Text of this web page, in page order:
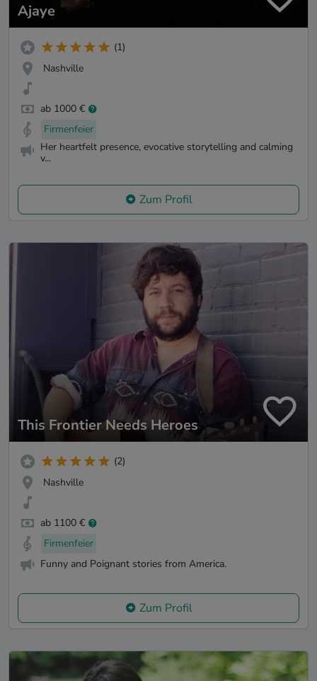
Ajaye
(1)
Nashville
ab 1000 €
Firmenfeier
Her heartfelt presence, evocative storytelling and calming
v...
Zum Profil
This Frontier Needs Heroes
(2)
Nashville
ab 1100 €
Firmenfeier
Funny and Poignant stories from America.
Zum Profil